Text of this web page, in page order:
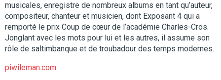
musicales, enregistre de nombreux albums en tant qu’auteur,
compositeur, chanteur et musicien, dont Exposant 4 qui a
remporté le prix Coup de cœur de l’académie Charles-Cros.
Jonglant avec les mots pour lui et les autres, il assume son
rôle de saltimbanque et de troubadour des temps modernes.
piwileman.com